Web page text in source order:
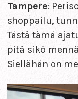
Tampere:
shoppailu,
Tästä tämä
pitäisikö
Siellähän on